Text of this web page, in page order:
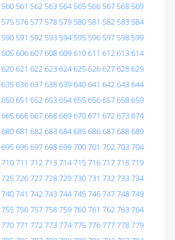
560 561 562 563 564 565 566 567 568 569
575 576 577 578 579 580 581 582 583 584
590 591 592 593 594 595 596 597 598 599
605606607608609610611 612613614
620621 622623624625626627628629
635636637638639640641 642643644
650651 652653654655656657658659
665666667668669670671 672673674
680681 682683684685686687688689
695696697698699700701 702703704
710711 712713714715716717718719
725726727728729730731 732733734
740741 742743744745746747748749
755756757758759760761 762763764
770771 772773774775776777778779